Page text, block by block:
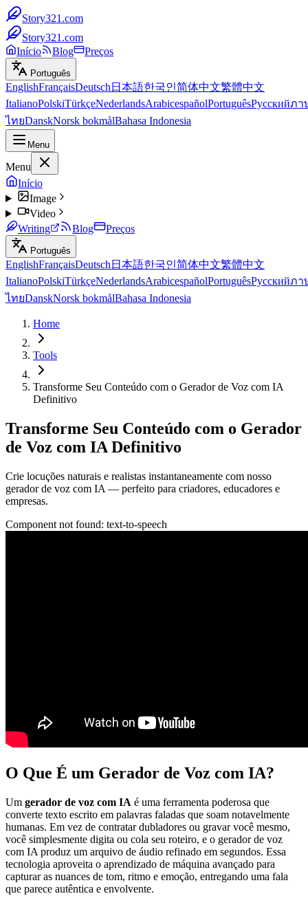
Story321.com
Story321.com
Início
Blog Preços
Português
EnglishFrançaisDeutsch 日本語한국인简体中文繁體中文
ItalianoPolskiTürkçeNederlandsArabicespañolPortuguêsРусскийภา
ไทยDanskNorsk bokmålBahasa Indonesia
Menu
Menu
Início
Image
Video
Writing
Blog Preços
Português
EnglishFrançaisDeutsch 日本語한국인简体中文繁體中文
ItalianoPolskiTürkçeNederlandsArabicespañolPortuguêsРусскийภา
ไทยDanskNorsk bokmålBahasa Indonesia
Home
Tools
Transforme Seu Conteúdo com o Gerador de Voz com IA
Definitivo
Transforme Seu Conteúdo com o Gerador
de Voz com IA Definitivo
Crie locuções naturais e realistas instantaneamente com nosso
gerador de voz com IA — perfeito para criadores, educadores e
empresas.
Component not found: text-to-speech
O Que É um Gerador de Voz com IA?
Um gerador de voz com IA é uma ferramenta poderosa que
converte texto escrito em palavras faladas que soam notavelmente
humanas. Em vez de contratar dubladores ou gravar você mesmo,
você simplesmente digita ou cola seu roteiro, e o gerador de voz
com IA produz um arquivo de áudio refinado em segundos. Essa
tecnologia aproveita o aprendizado de máquina avançado para
capturar as nuances de tom, ritmo e emoção, entregando uma fala
que parece autêntica e envolvente.